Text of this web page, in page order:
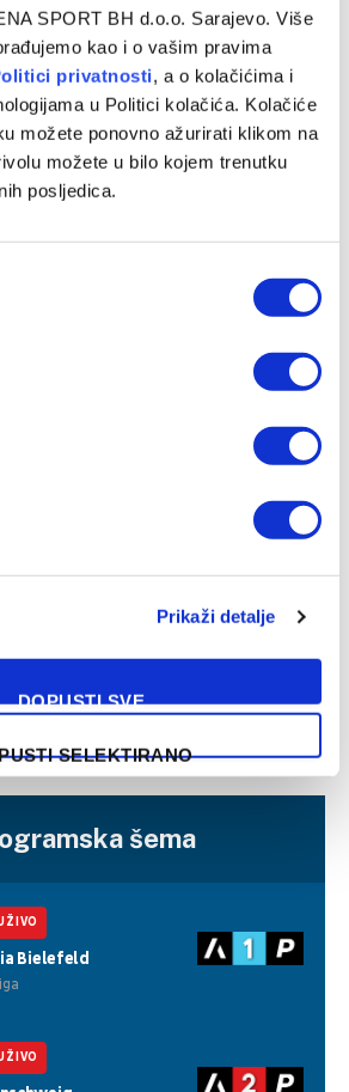
SPORT BH d.o.o. Sarajevo. Više
kao i o vašim pravima
privatnosti, a o kolačićima i
u Politici kolačića. Kolačiće
možete ponovno ažurirati klikom na
možete u bilo kojem trenutku
posljedica.
Prikaži detalje
DOPUSTI SVE
SELEKTIRANO
Slobode
Enedin Mulalić pridružio se
Slobode, prenosi Faktor. Kako se
crnih ranije su priključeni…
izazvao konfuziju objavom o
je popriličnu konfuziju objavivši
Sarajeva Enedin Mulalić karijeru
No,…
šema